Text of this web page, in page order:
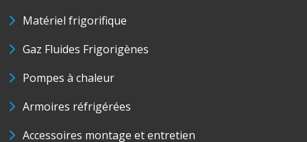
Matériel frigorifique
Gaz Fluides Frigorigènes
Pompes à chaleur
Armoires réfrigérées
Accessoires montage et entretien